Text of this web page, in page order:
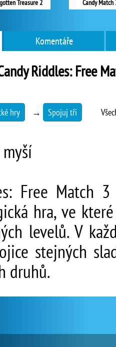
Treasure 2 Candy Match
Komentáře
Riddles: Free
hry → Spojuj tři
myší
Free Match
hra, ve
levelů. V
stejných
druhů.